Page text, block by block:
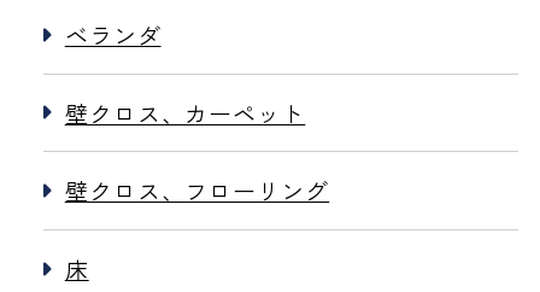
ベランダ
壁クロス、カーペット
壁クロス、フローリング
床